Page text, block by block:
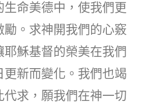
生命美德中，使我們更
勵。求神開我們的心竅
耶穌基督的榮美在我們
更新而變化。我們也竭
代求，願我們在神一切